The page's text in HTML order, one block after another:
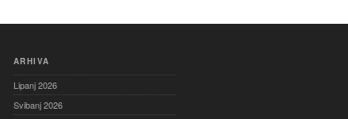
ARHIVA
Lipanj 2026
Svibanj 2026